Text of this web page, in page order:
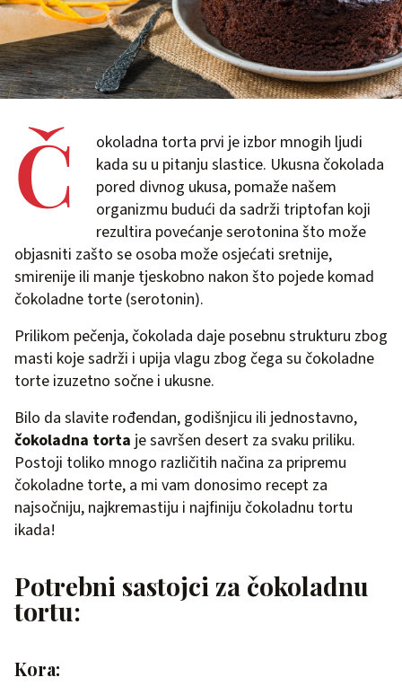
Č
okoladna torta prvi je izbor mnogih ljudi
kada su u pitanju slastice. Ukusna čokolada
pored divnog ukusa, pomaže našem
organizmu budući da sadrži triptofan koji
rezultira povećanje serotonina što može
objasniti zašto se osoba može osjećati sretnije,
smirenije ili manje tjeskobno nakon što pojede komad
čokoladne torte (serotonin).
Prilikom pečenja, čokolada daje posebnu strukturu zbog
masti koje sadrži i upija vlagu zbog čega su čokoladne
torte izuzetno sočne i ukusne.
Bilo da slavite rođendan, godišnjicu ili jednostavno,
čokoladna torta je savršen desert za svaku priliku.
Postoji toliko mnogo različitih načina za pripremu
čokoladne torte, a mi vam donosimo recept za
najsočniju, najkremastiju i najfiniju čokoladnu tortu
ikada!
Potrebni sastojci za čokoladnu
tortu:
Kora: